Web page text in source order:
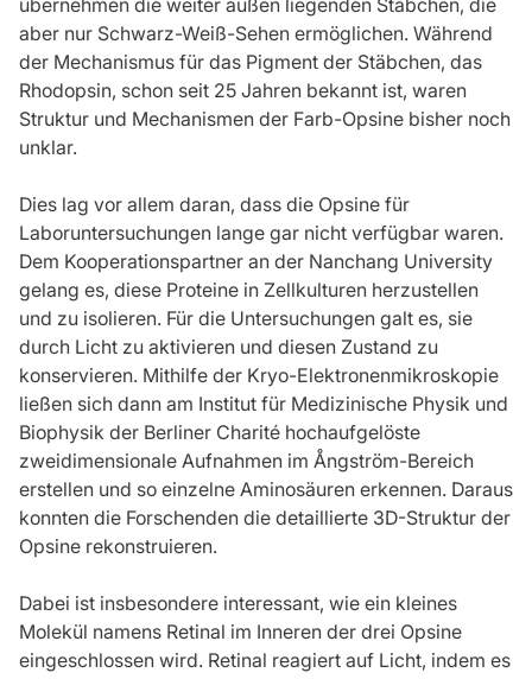
übernehmen die weiter außen liegenden Stäbchen, die
aber nur Schwarz-Weiß-Sehen ermöglichen. Während
der Mechanismus für das Pigment der Stäbchen, das
Rhodopsin, schon seit 25 Jahren bekannt ist, waren
Struktur und Mechanismen der Farb-Opsine bisher noch
unklar.
Dies lag vor allem daran, dass die Opsine für
Laboruntersuchungen lange gar nicht verfügbar waren.
Dem Kooperationspartner an der Nanchang University
gelang es, diese Proteine in Zellkulturen herzustellen
und zu isolieren. Für die Untersuchungen galt es, sie
durch Licht zu aktivieren und diesen Zustand zu
konservieren. Mithilfe der Kryo-Elektronenmikroskopie
ließen sich dann am Institut für Medizinische Physik und
Biophysik der Berliner Charité hochaufgelöste
zweidimensionale Aufnahmen im Ångström-Bereich
erstellen und so einzelne Aminosäuren erkennen. Daraus
konnten die Forschenden die detaillierte 3D-Struktur der
Opsine rekonstruieren.
Dabei ist insbesondere interessant, wie ein kleines
Molekül namens Retinal im Inneren der drei Opsine
eingeschlossen wird. Retinal reagiert auf Licht, indem es